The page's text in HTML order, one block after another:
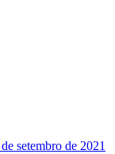
setembro de 2021